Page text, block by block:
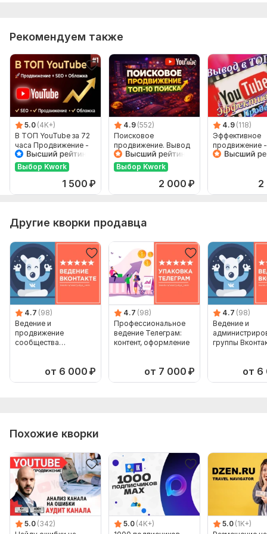
Фриланс услуга включает:
Написание постов
Наполнение товарами
Подбор изображений
Создание контент-плана
Общение и комментирование
Количество постов: 20
Тип:
Ведение и администрирование
Рекомендуем также
5.0 (4K+)
В ТОП YouTube за 72
часа Продвижение -
SEO + Обложка
Выбор Kwork
1 500 ₽
4.9 (552)
Поисковое
продвижение. Вывод
в топ поиска YouTube
Выбор Kwork
2 000 ₽
4.9 (118)
Эффективное
продвижение
в ТОП
2
Другие кворки продавца
4.7 (98)
Ведение и
продвижение
сообщества
от 6 000 ₽
4.7 (98)
Профессиональное
ведение Телеграм:
контент, оформление
от 7 000 ₽
4.7 (98)
Ведение и
группы
от 6
Похожие кворки
5.0 (342)
5.0 (4K+)
5.0 (1K+)